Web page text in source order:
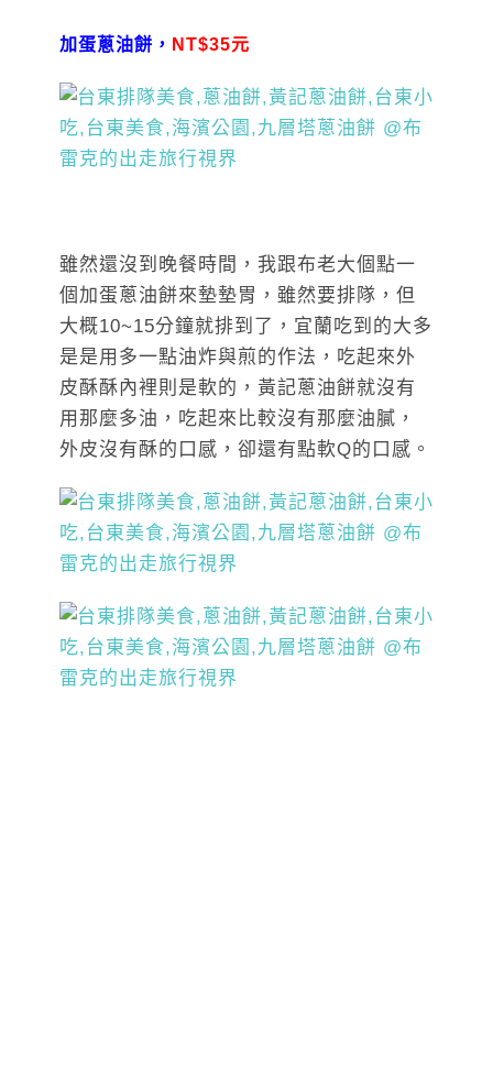
加蛋蔥油餅， NT$35元
雖然還沒到晚餐時間，我跟布老大個點一
個加蛋蔥油餅來墊墊胃，雖然要排隊，但
大概10~15分鐘就排到了，宜蘭吃到的大多
是是用多一點油炸與煎的作法，吃起來外
皮酥酥內裡則是軟的，黃記蔥油餅就沒有
用那麼多油，吃起來比較沒有那麼油膩，
外皮沒有酥的口感，卻還有點軟Q的口感。